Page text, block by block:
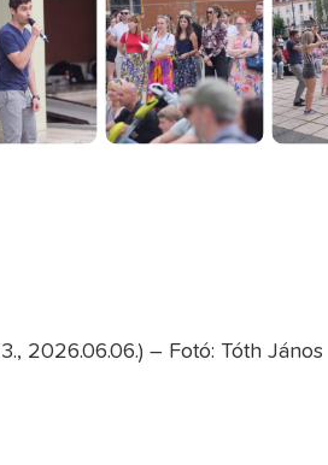
2026.06.06.) – Fotó: Tóth János